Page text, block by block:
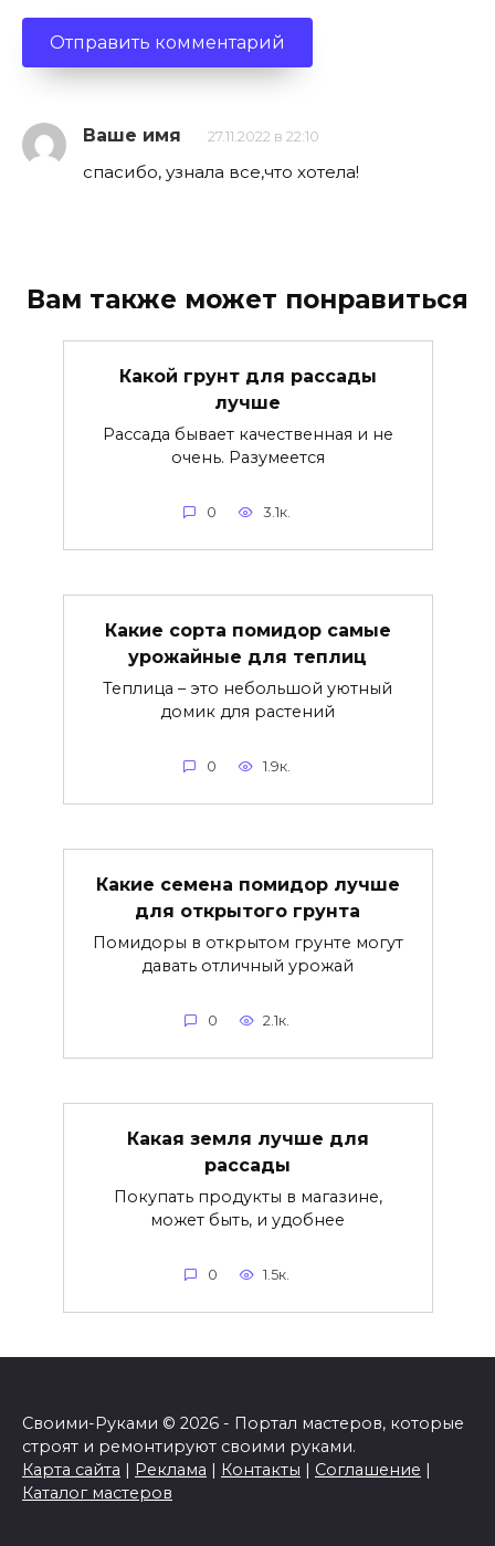
Ваше имя 27.11.2022 в 22:10
спасибо, узнала все,что хотела!
Вам также может понравиться
Какой грунт для рассады
лучше
Рассада бывает качественная и не
очень. Разумеется
0 3.1к.
Какие сорта помидор самые
урожайные для теплиц
Теплица – это небольшой уютный
домик для растений
0 1.9к.
Какие семена помидор лучше
для открытого грунта
Помидоры в открытом грунте могут
давать отличный урожай
0 2.1к.
Какая земля лучше для
рассады
Покупать продукты в магазине,
может быть, и удобнее
0 1.5к.
Своими-Руками © 2026 - Портал мастеров, которые
строят и ремонтируют своими руками.
Карта сайта | Реклама | Контакты | Соглашение |
Каталог мастеров